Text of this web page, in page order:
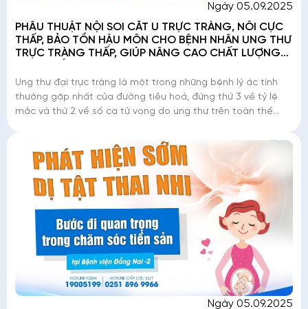
Ngày 05.09.2025
PHẪU THUẬT NỘI SOI CẮT U TRỰC TRÀNG, NỐI CỰC
THẤP, BẢO TỒN HẬU MÔN CHO BỆNH NHÂN UNG THƯ
TRỰC TRÀNG THẤP, GIÚP NÂNG CAO CHẤT LƯỢNG
Ung thư đại trực tràng là một trong những bệnh lý ác tính
thường gặp nhất của đường tiêu hoá, đứng thứ 3 về tỷ lệ
mắc và thứ 2 về số ca tử vong do ung thư trên toàn thế
Ngày 05.09.2025